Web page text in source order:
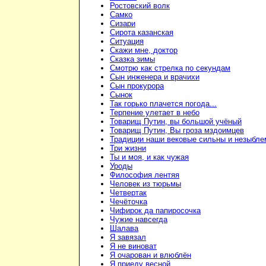
Ростовский волк
Самко
Сизари
Сирота казанская
Ситуация
Скажи мне, доктор
Сказка зимы
Смотрю как стрелка по секундам
Сын инженера и врачихи
Сын прокурора
Сынок
Так горько плачется погода...
Терпение улетает в небо
Товарищ Путин, вы большой учёный
Товарищ Путин, Вы гроза мздоимцев
Традиции наши вековые сильны и
Три жизни
Ты и моя, и как чужая
Уроды
Философия лентяя
Человек из тюрьмы
Четвертак
Чечёточка
Чифирок да папиросочка
Чужие навсегда
Шалава
Я завязал
Я не виноват
Я очарован и влюблён
Я приеду весной